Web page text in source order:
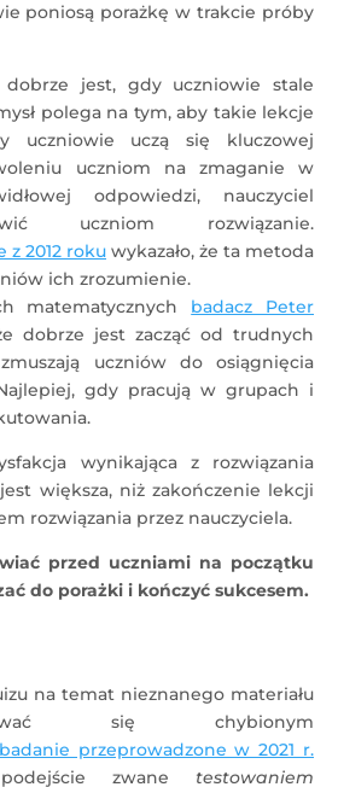
poniosą porażkę w trakcie próby
jest, gdy uczniowie stale
polega na tym, aby takie lekcje
uczniowie uczą się kluczowej
uczniom na zmaganie w
odpowiedzi, nauczyciel
uczniom rozwiązanie.
z 2012 roku wykazało, że ta metoda
ich zrozumienie.
matematycznych badacz Peter
dobrze jest zacząć od trudnych
uczniów do osiągnięcia
gdy pracują w grupach i
wynikająca z rozwiązania
większa, niż zakończenie lekcji
rozwiązania przez nauczyciela.
przed uczniami na początku
do porażki i kończyć sukcesem.
na temat nieznanego materiału
się chybionym
badanie przeprowadzone w 2021 r.
zwane testowaniem